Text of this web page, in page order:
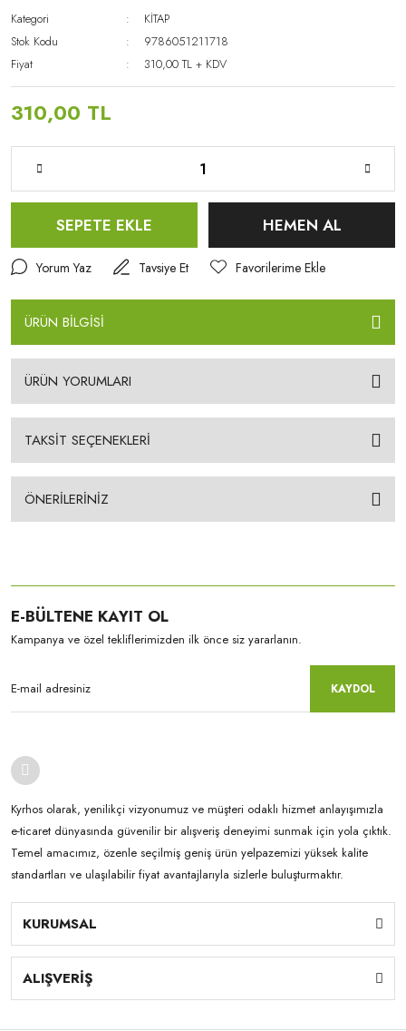
Kategori
KİTAP
Stok Kodu
9786051211718
Fiyat
310,00 TL + KDV
310,00 TL
SEPETE EKLE HEMEN AL
Yorum Yaz Tavsiye Et
ÜRÜN BİLGİSİ
ÜRÜN YORUMLARI
TAKSİT SEÇENEKLERİ
ÖNERİLERİNİZ
E-BÜLTENE KAYIT OL
Kampanya ve özel tekliflerimizden ilk önce siz yararlanın.
KAYDOL
Kyrhos olarak, yenilikçi vizyonumuz ve müşteri odaklı hizmet anlayışımızla
e-ticaret dünyasında güvenilir bir alışveriş deneyimi sunmak için yola çıktık.
Temel amacımız, özenle seçilmiş geniş ürün yelpazemizi yüksek kalite
standartları ve ulaşılabilir fiyat avantajlarıyla sizlerle buluşturmaktır.
KURUMSAL
ALIŞVERİŞ